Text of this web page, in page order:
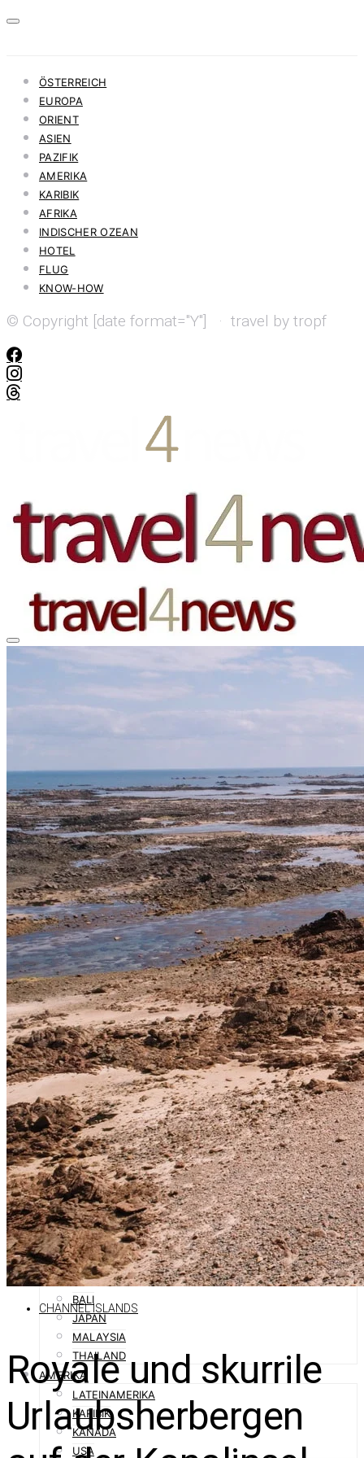
ÖSTERREICH
EUROPA
ORIENT
ASIEN
PAZIFIK
AMERIKA
KARIBIK
AFRIKA
INDISCHER OZEAN
HOTEL
FLUG
KNOW-HOW
© Copyright [date format="Y"] · travel by tropf
DEUTSCHLAND
FINNLAND
FRANKREICH
GRIECHENLAND
GROSSBRITANNIEN
IRLAND
ISLAND
ITALIEN
KANARISCHE INSELN
EUROPA
KROATIEN
MADEIRA
MALLORCA
MALTA
ÖSTERREICH
PORTUGAL
SCHWEDEN
SCHWEIZ
SPANIEN
SÜDTIROL
ORIENT
ABU DHABI
DUBAI
OMAN
QATAR
SAUDI-ARABIEN
ASIEN
AUSTRALIEN
BALI
JAPAN
MALAYSIA
THAILAND
AMERIKA
LATEINAMERIKA
KARIBIK
KANADA
USA
CHANNEL ISLANDS
Royale und skurrile
Urlaubsherbergen